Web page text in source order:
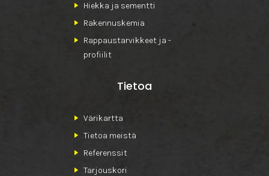
Hiekka ja sementti
Rakennuskemia
Rappaustarvikkeet ja -
profiilit
Tietoa
Värikartta
Tietoa meistä
Referenssit
Tarjouskori